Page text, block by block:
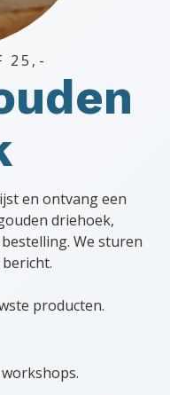
25,-
en ontvang een
driehoek,
We sturen
producten.